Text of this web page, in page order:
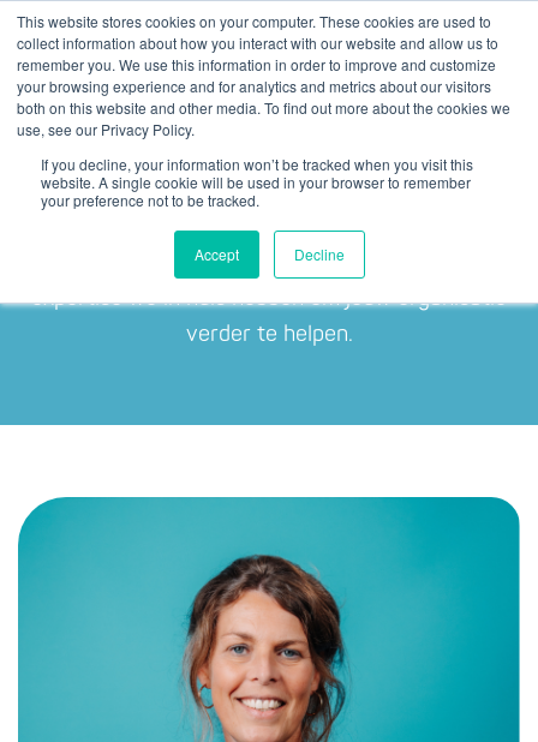
This website stores cookies on your computer. These cookies are used to
collect information about how you interact with our website and allow us to
remember you. We use this information in order to improve and customize
your browsing experience and for analytics and metrics about our visitors
both on this website and other media. To find out more about the cookies we
use, see our Privacy Policy.
If you decline, your information won’t be tracked when you visit this
website. A single cookie will be used in your browser to remember
your preference not to be tracked.
Accept Decline
Ontmoet ons team
Benieuwd naar de mensen achter Y.digital? Hier
ontdek je wie wij zijn, wat ons drijft en welke
expertise we in huis hebben om jouw organisatie
verder te helpen.